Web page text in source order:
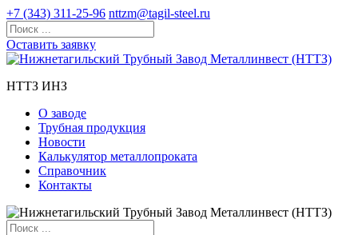
+7 (343) 311-25-96 nttzm@tagil-steel.ru
Оставить заявку
НТТЗ ИНЗ
О заводе
Трубная продукция
Новости
Калькулятор металлопроката
Справочник
Контакты